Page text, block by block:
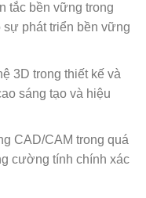
tắc bền vững trong
sự phát triển bền vững
3D trong thiết kế và
sáng tạo và hiệu
CAD/CAM trong quá
cường tính chính xác